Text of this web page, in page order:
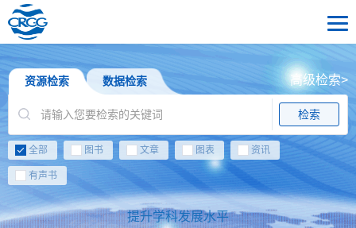
资源检索 数据检索
检索
高级检索>
全部 图书 文章 图表 资讯
有声书
提升学科发展水平